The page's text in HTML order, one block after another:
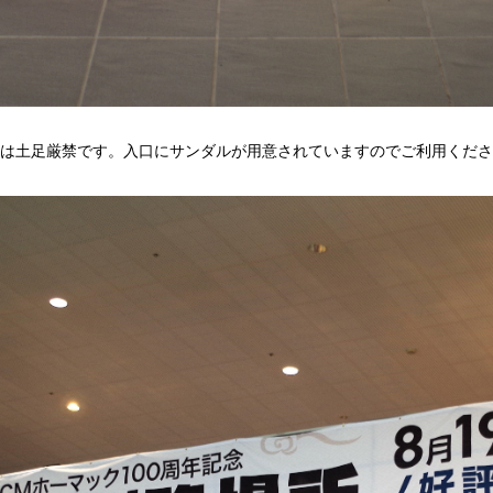
土足厳禁です。入口にサンダルが用意されていますのでご利用くだ